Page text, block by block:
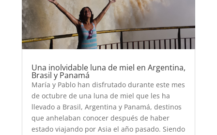
Una inolvidable luna de miel en Argentina,
Brasil y Panamá
María y Pablo han disfrutado durante este mes
de octubre de una luna de miel que les ha
llevado a Brasil, Argentina y Panamá, destinos
que anhelaban conocer después de haber
estado viajando por Asia el año pasado. Siendo